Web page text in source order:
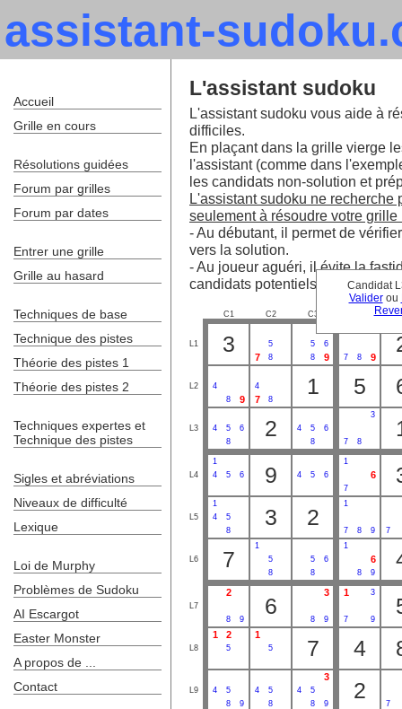
assistant-
Candidat
Validerou
L'assistant sudoku
L'assistant sudoku vous aide à
difficiles.
En plaçant dans la grille vierge
l'assistant (comme dans
les candidats non-solution et
L'assistant sudoku ne
seulement à résoudre votre grille
- Au débutant, il permet de
vers la solution.
- Au joueur aguéri, il évite la
candidats potentiels.
C1 C2 C3
L1 3 5
7 8
5
6
8
9 7 8 9
L2
4
8
9
4
7 8
1 5
L3 4 5
6
8
2 4 5
6
8
3
7 8
L4
1
4
5 6 9 4 5 6
1
6
7
L5
1
4
5
8
3 2
1
7 8 9 7
L6 7
1
5
8
5
6
8
1
6
8 9
L7
2
8 9
6
3
8 9
1 3
7 9
L8
1 2
5
1
5 7 4
L9 4
5
8
9
4
5
8
3
4
5
8
9
2
7
Accueil
Grille en cours
Résolutions guidées
Forum par grilles
Forum par dates
Entrer une grille
Grille au hasard
Techniques de base
Technique des pistes
Théorie des pistes 1
Théorie des pistes 2
Techniques expertes et
Technique des pistes
Sigles et abréviations
Niveaux de difficulté
Lexique
Loi de Murphy
Problèmes de Sudoku
AI Escargot
Easter Monster
A propos de ...
Contact